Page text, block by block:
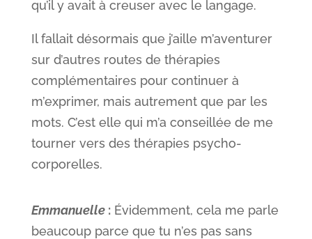
qu’il y avait à creuser avec le langage.
Il fallait désormais que j’aille m’aventurer
sur d’autres routes de thérapies
complémentaires pour continuer à
m’exprimer, mais autrement que par les
mots. C’est elle qui m’a conseillée de me
tourner vers des thérapies psycho-
corporelles.
Emmanuelle:Évidemment, cela me parle
beaucoup parce que tu n’es pas sans